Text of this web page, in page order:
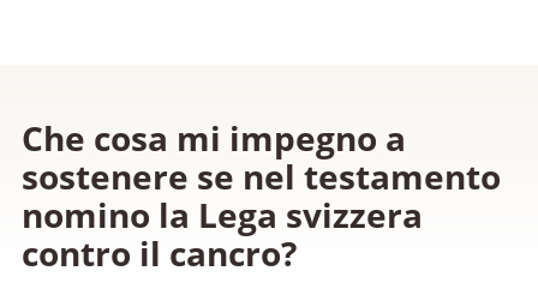
Che cosa mi impegno a
sostenere se nel testamento
nomino la Lega svizzera
contro il cancro?